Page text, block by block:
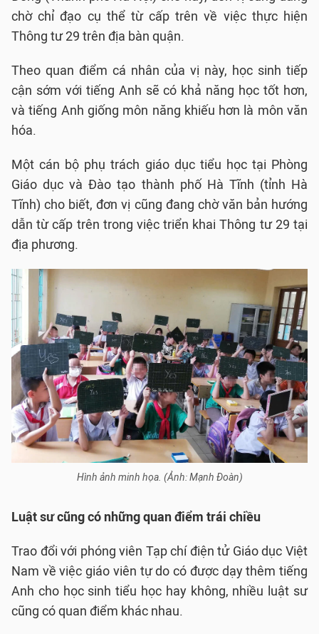
chờ chỉ đạo cụ thể từ cấp trên về việc thực hiện
Thông tư 29 trên địa bàn quận.
Theo quan điểm cá nhân của vị này, học sinh tiếp
cận sớm với tiếng Anh sẽ có khả năng học tốt hơn,
và tiếng Anh giống môn năng khiếu hơn là môn văn
hóa.
Một cán bộ phụ trách giáo dục tiểu học tại Phòng
Giáo dục và Đào tạo thành phố Hà Tĩnh (tỉnh Hà
Tĩnh) cho biết, đơn vị cũng đang chờ văn bản hướng
dẫn từ cấp trên trong việc triển khai Thông tư 29 tại
địa phương.
Hình ảnh minh họa. (Ảnh: Mạnh Đoàn)
Luật sư cũng có những quan điểm trái chiều
Trao đổi với phóng viên Tạp chí điện tử Giáo dục Việt
Nam về việc giáo viên tự do có được dạy thêm tiếng
Anh cho học sinh tiểu học hay không, nhiều luật sư
cũng có quan điểm khác nhau.